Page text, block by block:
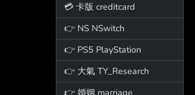
💳 卡版 creditcard
👉 NS NSwitch
👉 PS5 PlayStation
👉 大氣 TY_Research
👉 婚姻 marriage